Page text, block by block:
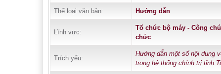
Thể loại văn bản: Hướng dẫn
Lĩnh vực:
Tổ chức bộ máy - Công
chức
Trích yếu:
Hướng dẫn một số nội dung
trong hệ thống chính trị tỉnh